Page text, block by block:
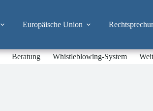
Europäische Union
Beratung Whistleblowing-System